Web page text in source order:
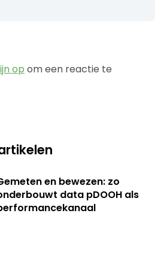
op om een reactie te
en bewezen: zo
data pDOOH als